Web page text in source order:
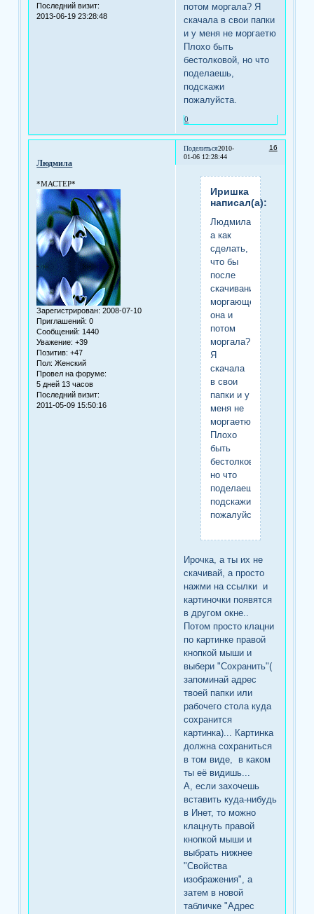
Последний визит:
2013-06-19 23:28:48
потом моргала? Я
скачала в свои папки
и у меня не моргаетю
Плохо быть
бестолковой, но что
поделаешь,
подскажи
пожалуйста.
0
Поделиться 16
2010-
01-06 12:28:44
Людмила
*МАСТЕР*
Зарегистрирован: 2008-07-10
Приглашений: 0
Сообщений: 1440
Уважение: +39
Позитив: +47
Пол: Женский
Провел на форуме:
5 дней 13 часов
Последний визит:
2011-05-09 15:50:16
Иришка
написал(а):
Людмила,
а как
сделать,
что бы
после
скачивания
моргающей,
она и
потом
моргала?
Я
скачала
в свои
папки и у
меня не
моргаетю
Плохо
быть
бестолковой,
но что
поделаешь,
подскажи
пожалуйста.
Ирочка, а ты их не
скачивай, а просто
нажми на ссылки и
картиночки появятся
в другом окне..
Потом просто клацни
по картинке правой
кнопкой мыши и
выбери "Сохранить"(
запоминай адрес
твоей папки или
рабочего стола куда
сохранится
картинка)... Картинка
должна сохраниться
в том виде, в каком
ты её видишь...
А, если захочешь
вставить куда-нибудь
в Инет, то можно
клацнуть правой
кнопкой мыши и
выбрать нижнее
"Свойства
изображения", а
затем в новой
табличке "Адрес